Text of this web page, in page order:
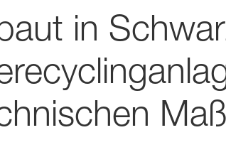
in